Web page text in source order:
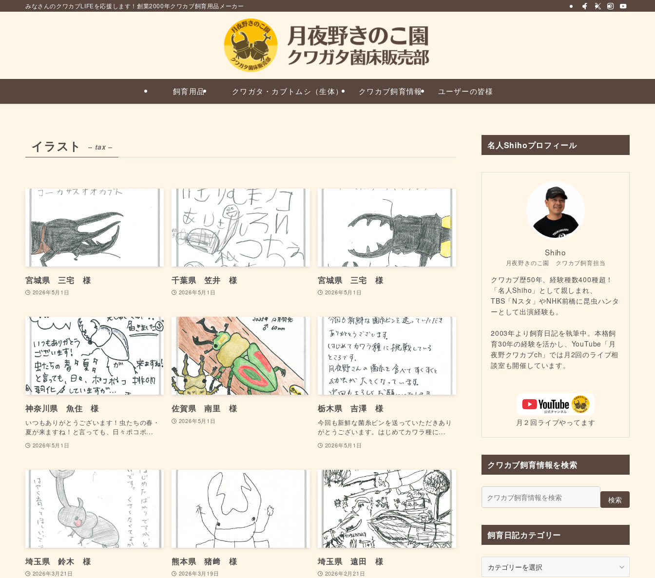
みなさんのクワカブLIFEを応援します！創業2000年クワカブ飼育用品メーカー
飼育用品 クワガタ・カブトムシ（生体） クワカブ飼育情報 ユーザーの皆様
イラスト – tax –
宮城県 三宅 様
2026年5月1日
千葉県 笠井 様
2026年5月1日
宮城県 三宅 様
2026年5月1日
神奈川県 魚住 様
いつもありがとうございます！虫たちの春・
夏が来ますね！と言っても、日々ポコポ...
2026年5月1日
佐賀県 南里 様
2026年5月1日
栃木県 吉澤 様
今回も新鮮な菌糸ビンを送っていただきあり
がとうございます。はじめてカワラ種に...
2026年5月1日
埼玉県 鈴木 様
2026年3月21日
熊本県 猪﨑 様
2026年3月19日
埼玉県 遠田 様
2026年2月21日
名人Shihoプロフィール
Shiho
月夜野きのこ園 クワカブ飼育担当
クワカブ歴50年、経験種数400種超！
「名人Shiho」として親しまれ、
TBS「Nスタ」やNHK前橋に昆虫ハンタ
ーとして出演経験も。
2003年より飼育日記を執筆中。本格飼
育30年の経験を活かし、YouTube「月
夜野クワカブch」では月2回のライブ相
談室も開催しています。
月２回ライブやってます
クワカブ飼育情報を検索
検索
飼育日記カテゴリー